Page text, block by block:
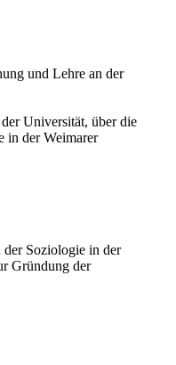
und Lehre an der
Universität, über die
in der Weimarer
der Soziologie in der
Gründung der